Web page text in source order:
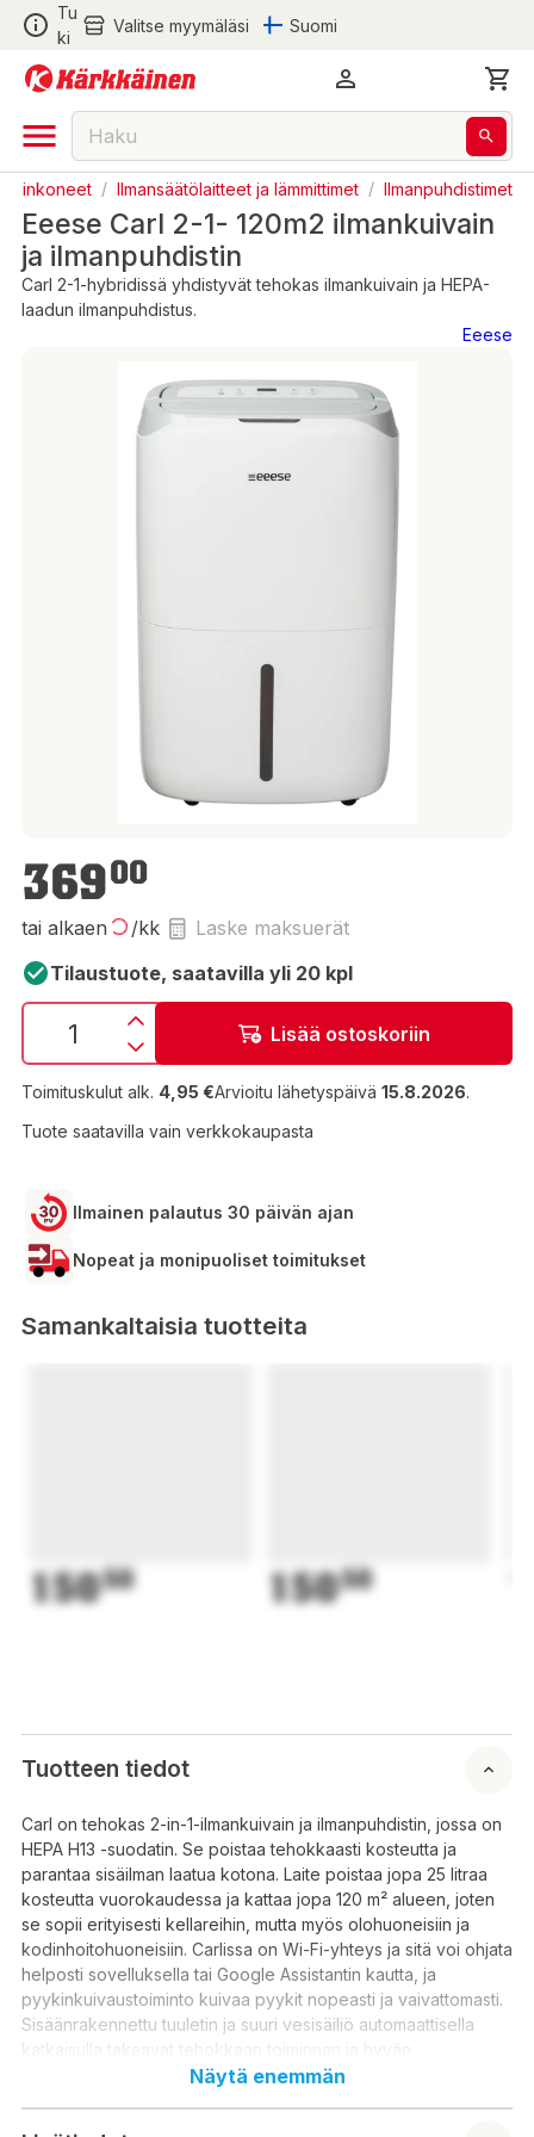
Tu
ki
Valitse myymäläsi Suomi
/ Ilmansäätölaitteet ja lämmittimet / Ilmanpuhdistimet
Eeese Carl 2-1- 120m2 ilmankuivain
ja ilmanpuhdistin
Carl 2-1-hybridissä yhdistyvät tehokas ilmankuivain ja HEPA-
laadun ilmanpuhdistus.
Eeese
36900
tai alkaen /kk
Laske maksuerät
Tilaustuote, saatavilla yli 20 kpl
Lisää ostoskoriin
Toimituskulut alk. 4,95 €Arvioitu lähetyspäivä 15.8.2026.
Tuote saatavilla vain verkkokaupasta
Ilmainen palautus 30 päivän ajan
Nopeat ja monipuoliset toimitukset
Samankaltaisia tuotteita
15050 15050
Tuotteen tiedot
Carl on tehokas 2-in-1-ilmankuivain ja ilmanpuhdistin, jossa on
HEPA H13 -suodatin. Se poistaa tehokkaasti kosteutta ja
parantaa sisäilman laatua kotona. Laite poistaa jopa 25 litraa
kosteutta vuorokaudessa ja kattaa jopa 120 m² alueen, joten
se sopii erityisesti kellareihin, mutta myös olohuoneisiin ja
kodinhoitohuoneisiin. Carlissa on Wi-Fi-yhteys ja sitä voi ohjata
helposti sovelluksella tai Google Assistantin kautta, ja
pyykinkuivaustoiminto kuivaa pyykit nopeasti ja vaivattomasti.
Sisäänrakennettu tuuletin ja suuri vesisäiliö automaattisella
katkaisulla takaavat tehokkaan toiminnan ja hyvän
ilmanvaihdon. Kosteusilmaisimen, ajastimen ja lapsilukon
Näytä enemmän